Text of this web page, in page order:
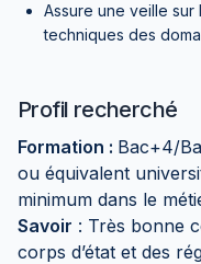
Assure une veille
techniques des
Profil recherché
Formation : Bac+4/
ou équivalent
minimum dans le
Savoir : Très bonne
corps d’état et des